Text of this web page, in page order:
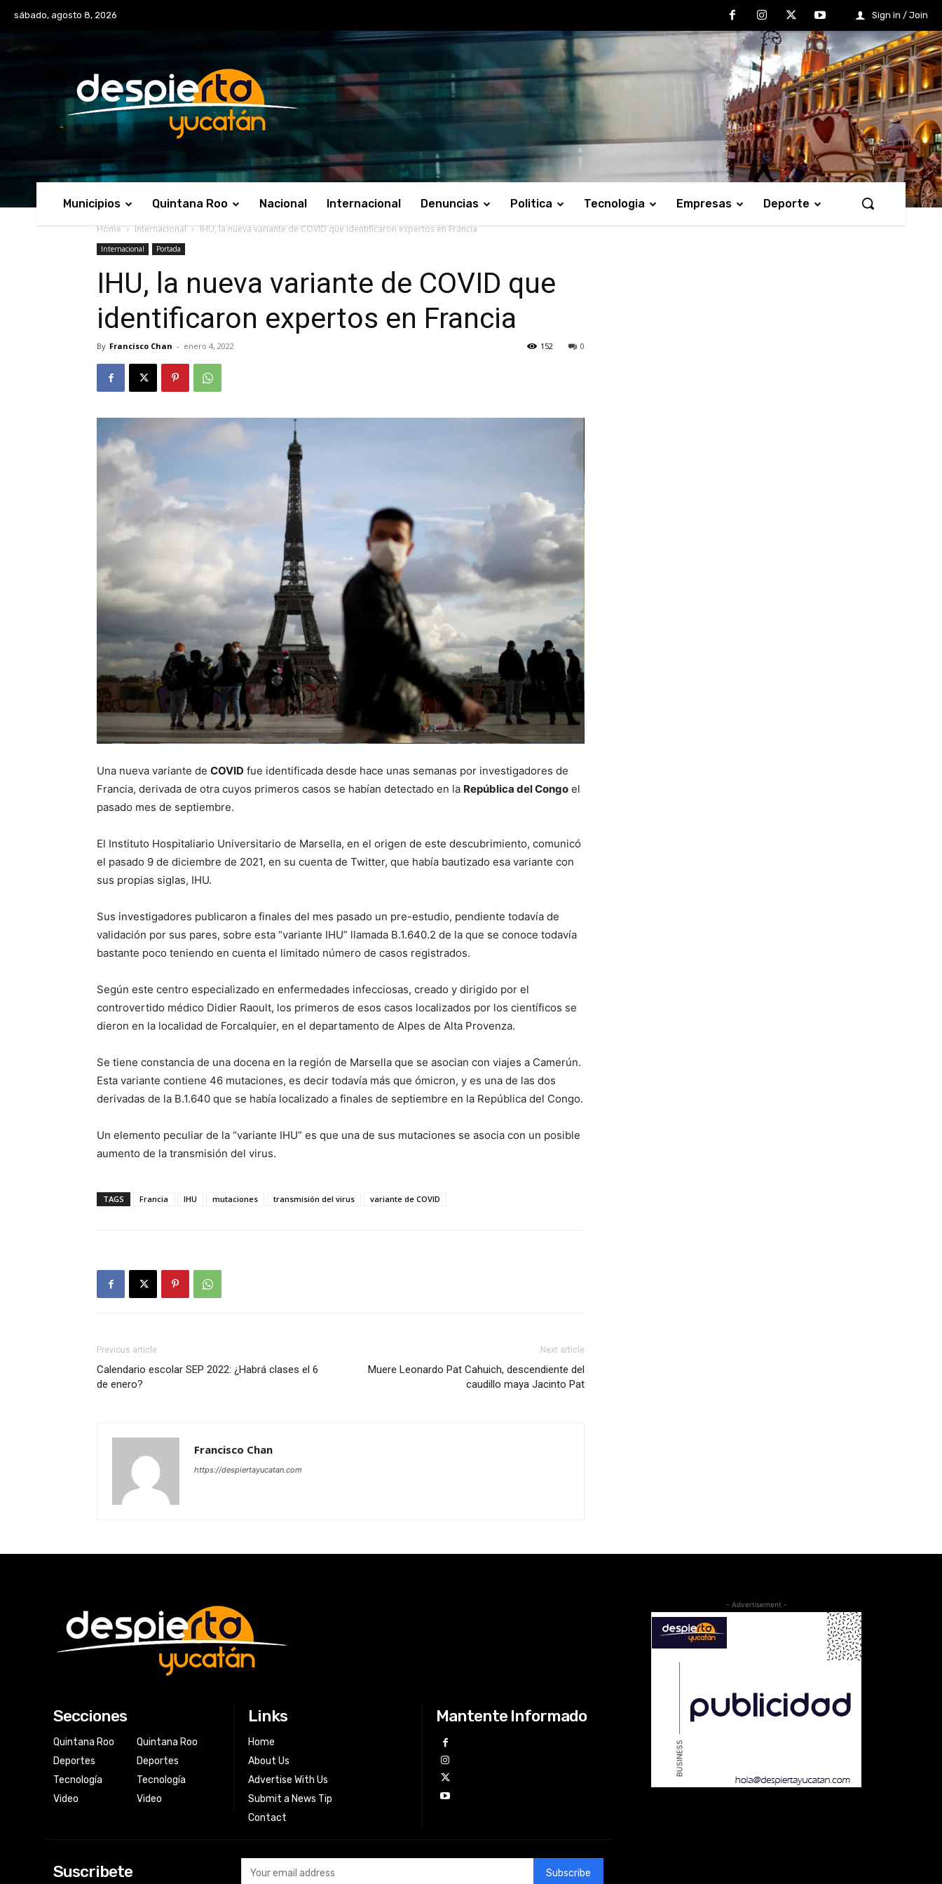
sábado, agosto 8, 2026 Sign in / Join
Municipios Quintana Roo Nacional Internacional Denuncias Politica Tecnologia Empresas Deporte
Home Internacional IHU, la nueva variante de COVID que identificaron expertos en Francia
Internacional Portada
IHU, la nueva variante de COVID que
identificaron expertos en Francia
By Francisco Chan - enero 4, 2022 0
152
Una nueva variante de COVID fue identificada desde hace unas semanas por investigadores de
Francia, derivada de otra cuyos primeros casos se habían detectado en la República del Congo el
pasado mes de septiembre.
El Instituto Hospitaliario Universitario de Marsella, en el origen de este descubrimiento, comunicó
el pasado 9 de diciembre de 2021, en su cuenta de Twitter, que había bautizado esa variante con
sus propias siglas, IHU.
Sus investigadores publicaron a finales del mes pasado un pre-estudio, pendiente todavía de
validación por sus pares, sobre esta “variante IHU” llamada B.1.640.2 de la que se conoce todavía
bastante poco teniendo en cuenta el limitado número de casos registrados.
Según este centro especializado en enfermedades infecciosas, creado y dirigido por el
controvertido médico Didier Raoult, los primeros de esos casos localizados por los científicos se
dieron en la localidad de Forcalquier, en el departamento de Alpes de Alta Provenza.
Se tiene constancia de una docena en la región de Marsella que se asocian con viajes a Camerún.
Esta variante contiene 46 mutaciones, es decir todavía más que ómicron, y es una de las dos
derivadas de la B.1.640 que se había localizado a finales de septiembre en la República del Congo.
Un elemento peculiar de la “variante IHU” es que una de sus mutaciones se asocia con un posible
aumento de la transmisión del virus.
TAGS Francia IHU mutaciones transmisión del virus variante de COVID
Previous article
Calendario escolar SEP 2022: ¿Habrá clases el 6
de enero?
Next article
Muere Leonardo Pat Cahuich, descendiente del
caudillo maya Jacinto Pat
Francisco Chan
https://despiertayucatan.com
Secciones
Quintana Roo
Deportes
Tecnología
Video
Quintana Roo
Deportes
Tecnología
Video
Links
Home
About Us
Advertise With Us
Submit a News Tip
Contact
Mantente Informado
Suscribete Subscribe
- Advertisement -